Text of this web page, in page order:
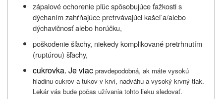
zápalové ochorenie pľúc spôsobujúce ťažkosti s
dýchaním zahŕňajúce pretrvávajúci kašeľ a/alebo
dýchavičnosť alebo horúčku,
poškodenie šľachy, niekedy komplikované pretrhnutím
(ruptúrou) šľachy,
cukrovka. Je viac pravdepodobná, ak máte vysokú
hladinu cukrov a tukov v krvi, nadváhu a vysoký krvný tlak.
Lekár vás bude počas užívania tohto lieku sledovať.